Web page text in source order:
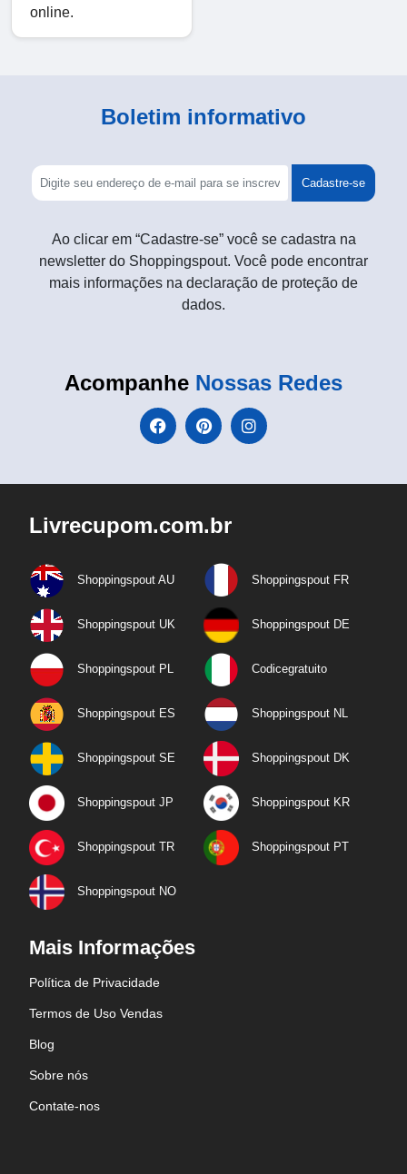
online.
Boletim informativo
Cadastre-se
Ao clicar em “Cadastre-se” você se cadastra na
newsletter do Shoppingspout. Você pode encontrar
mais informações na declaração de proteção de
dados.
Acompanhe Nossas Redes
Livrecupom.com.br
Shoppingspout AU Shoppingspout FR
Shoppingspout UK Shoppingspout DE
Shoppingspout PL Codicegratuito
Shoppingspout ES Shoppingspout NL
Shoppingspout SE Shoppingspout DK
Shoppingspout JP Shoppingspout KR
Shoppingspout TR Shoppingspout PT
Shoppingspout NO
Mais Informações
Política de Privacidade
Termos de Uso Vendas
Blog
Sobre nós
Contate-nos